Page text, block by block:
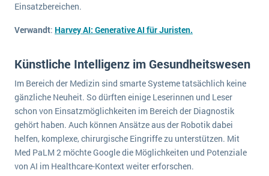
Medien
NGO
Logistik
Produktion
Immobilien
Services
Textil und Mode
Vermietung
wichtigsten Punkte, die es zu beachten gilt
Service Level Agreements (SLA) und ERP: Was muss man wissen?
ERP-Software für Abfallentsorger
Digitale Arbeitsaufträge in Ihrem ERP- oder FSM-System: clever und effizient
MEHR ÜBER ERP-SOFTWARE
Einsatzbereichen.
Verwandt: Harvey AI: Generative AI für Juristen.
Künstliche Intelligenz im Gesundheitswesen
Im Bereich der Medizin sind smarte Systeme tatsächlich keine
gänzliche Neuheit. So dürften einige Leserinnen und Leser
schon von Einsatzmöglichkeiten im Bereich der Diagnostik
gehört haben. Auch können Ansätze aus der Robotik dabei
helfen, komplexe, chirurgische Eingriffe zu unterstützen. Mit
Med PaLM 2 möchte Google die Möglichkeiten und Potenziale
von AI im Healthcare-Kontext weiter erforschen.